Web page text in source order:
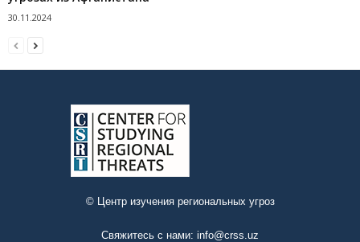
30.11.2024
© Центр изучения региональных угроз
Свяжитесь с нами: info@crss.uz